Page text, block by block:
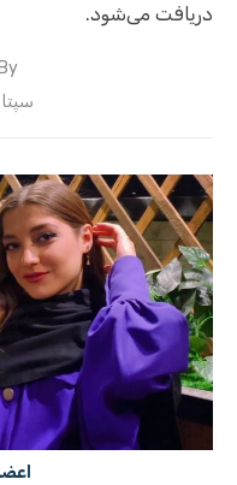
دریافت می‌شود.
By
سپتامبر